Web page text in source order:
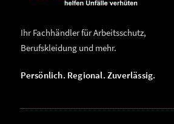
Ihr Fachhändler für Arbeitsschutz,
Berufskleidung und mehr.
Persönlich. Regional. Zuverlässig.